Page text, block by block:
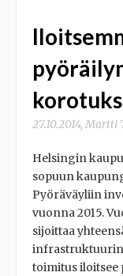
27.10.2014, Martti
Helsingin
sopuun
Pyöräväyliin
vuonna 2015.
sijoittaa
toimitus iloitsee